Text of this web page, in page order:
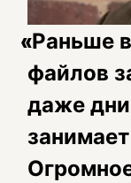
«Раньше
файлов
даже